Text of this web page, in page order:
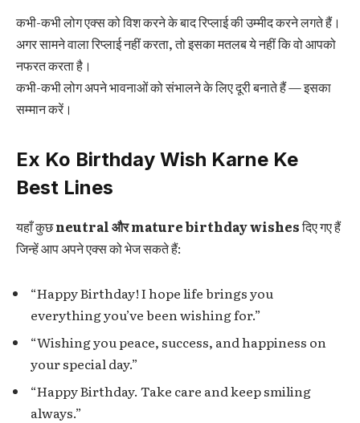
कभी-कभी लोग एक्स को विश करने के बाद रिप्लाई की उम्मीद करने लगते हैं।
अगर सामने वाला रिप्लाई नहीं करता, तो इसका मतलब ये नहीं कि वो आपको
नफरत करता है।
कभी-कभी लोग अपने भावनाओं को संभालने के लिए दूरी बनाते हैं — इसका
सम्मान करें।
Ex Ko Birthday Wish Karne Ke
Best Lines
यहाँ कुछneutral और mature birthday wishesदिए गए हैं
जिन्हें आप अपने एक्स को भेज सकते हैं:
“Happy Birthday! I hope life brings you
everything you’ve been wishing for.”
“Wishing you peace, success, and happiness on
your special day.”
“Happy Birthday. Take care and keep smiling
always.”